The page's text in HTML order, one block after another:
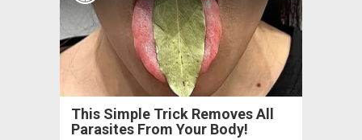
This Simple Trick Removes All
Parasites From Your Body!